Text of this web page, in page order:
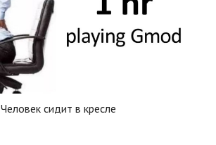
Человек сидит в кресле